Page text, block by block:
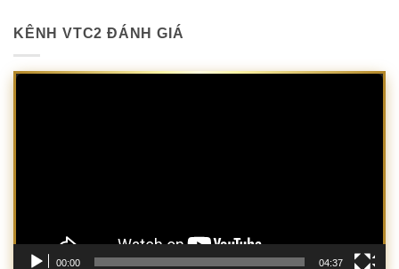
KÊNH VTC2 ĐÁNH GIÁ
Trình
00:00 04:37